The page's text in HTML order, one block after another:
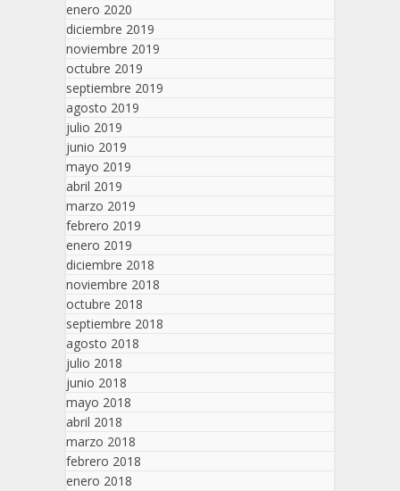
enero 2020
diciembre 2019
noviembre 2019
octubre 2019
septiembre 2019
agosto 2019
julio 2019
junio 2019
mayo 2019
abril 2019
marzo 2019
febrero 2019
enero 2019
diciembre 2018
noviembre 2018
octubre 2018
septiembre 2018
agosto 2018
julio 2018
junio 2018
mayo 2018
abril 2018
marzo 2018
febrero 2018
enero 2018